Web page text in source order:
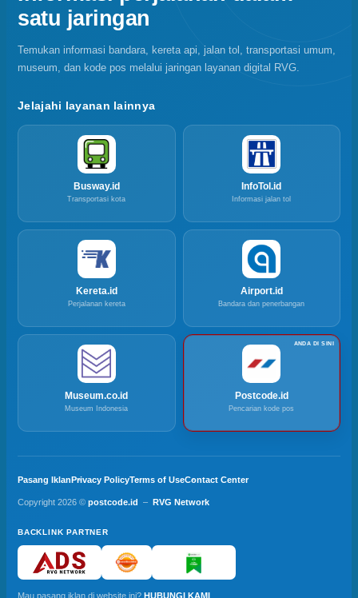
satu jaringan
Temukan informasi bandara, kereta api, jalan tol, transportasi umum,
museum, dan kode pos melalui jaringan layanan digital RVG.
Jelajahi layanan lainnya
Busway.id
Transportasi kota
InfoTol.id
Informasi jalan tol
Kereta.id
Perjalanan kereta
Airport.id
Bandara dan penerbangan
Museum.co.id
Museum Indonesia
Postcode.id
Pencarian kode pos
Pasang IklanPrivacy PolicyTerms of UseContact Center
Copyright 2026 © postcode.id – RVG Network
BACKLINK PARTNER
Mau pasang iklan di website ini? HUBUNGI KAMI